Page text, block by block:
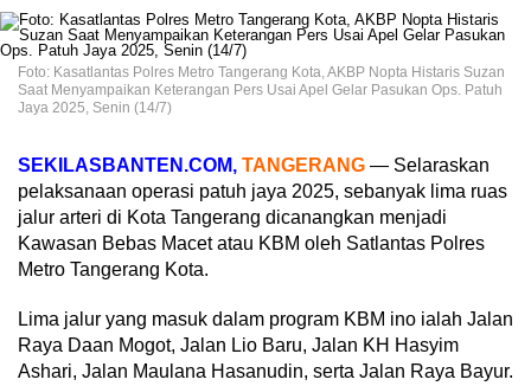
Foto: Kasatlantas Polres Metro Tangerang Kota, AKBP Nopta Histaris Suzan
Saat Menyampaikan Keterangan Pers Usai Apel Gelar Pasukan Ops. Patuh
Jaya 2025, Senin (14/7)
SEKILASBANTEN.COM, TANGERANG — Selaraskan
pelaksanaan operasi patuh jaya 2025, sebanyak lima ruas
jalur arteri di Kota Tangerang dicanangkan menjadi
Kawasan Bebas Macet atau KBM oleh Satlantas Polres
Metro Tangerang Kota.
Lima jalur yang masuk dalam program KBM ino ialah Jalan
Raya Daan Mogot, Jalan Lio Baru, Jalan KH Hasyim
Ashari, Jalan Maulana Hasanudin, serta Jalan Raya Bayur.